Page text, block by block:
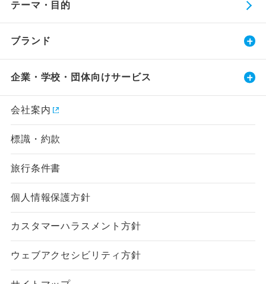
テーマ・目的
ブランド
企業・学校・団体向けサービス
会社案内
標識・約款
旅行条件書
個人情報保護方針
カスタマーハラスメント方針
ウェブアクセシビリティ方針